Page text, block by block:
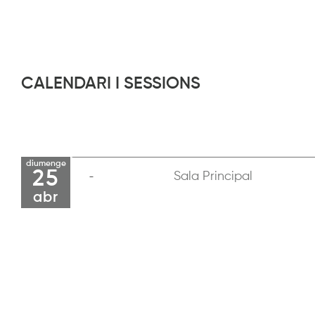
CALENDARI I SESSIONS
diumenge
25
abr
Sala Principal